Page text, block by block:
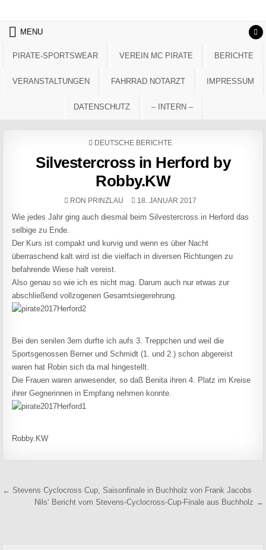
MENU
PIRATE-SPORTSWEAR VEREIN MC PIRATE BERICHTE
VERANSTALTUNGEN FAHRRAD NOTARZT IMPRESSUM
DATENSCHUTZ – INTERN –
POSTED IN
DEUTSCHE BERICHTE
Silvestercross in Herford by
Robby.KW
AUTHOR:
RON PRINZLAU PUBLISHED DATE:
18. JANUAR 2017
Wie jedes Jahr ging auch diesmal beim Silvestercross in Herford das
selbige zu Ende.
Der Kurs ist compakt und kurvig und wenn es über Nacht
überraschend kalt wird ist die vielfach in diversen Richtungen zu
befahrende Wiese halt vereist.
Also genau so wie ich es nicht mag. Darum auch nur etwas zur
abschließend vollzogenen Gesamtsiegerehrung.
Bei den senilen 3ern durfte ich aufs 3. Treppchen und weil die
Sportsgenossen Berner und Schmidt (1. und 2.) schon abgereist
waren hat Robin sich da mal hingestellt.
Die Frauen waren anwesender, so daß Benita ihren 4. Platz im Kreise
ihrer Gegnerinnen in Empfang nehmen konnte.
Robby.KW
Beitragsnavigation
← Stevens Cyclocross Cup, Saisonfinale in Buchholz von Frank Jacobs
Nils‘ Bericht vom Stevens-Cyclocross-Cup-Finale aus Buchholz →